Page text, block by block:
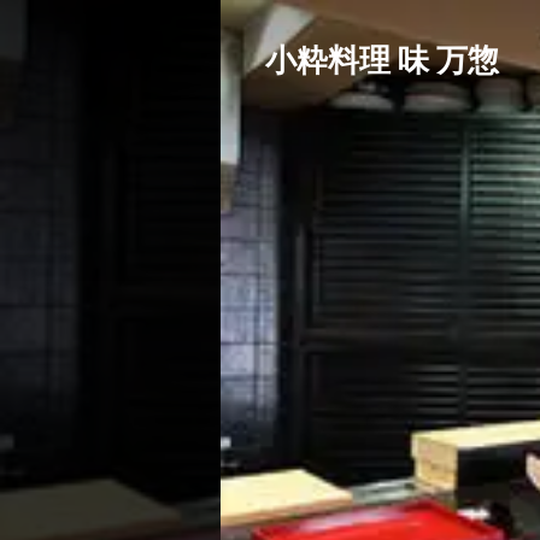
小粋料理 味 万惣